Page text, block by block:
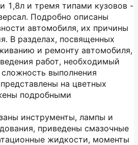
1,8л и тремя типами кузовов -
Подробно описаны
автомобиля, их причины
В разделах, посвященных
и ремонту автомобиля,
работ, необходимый
выполнения
на цветных
подробными
инструменты, лампы и
приведены смазочные
жидкости, моменты